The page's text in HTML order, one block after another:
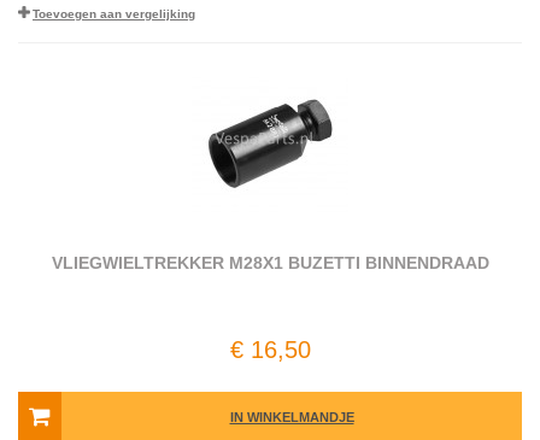
Toevoegen aan vergelijking
VLIEGWIELTREKKER M28X1 BUZETTI BINNENDRAAD
€ 16,50
IN WINKELMANDJE